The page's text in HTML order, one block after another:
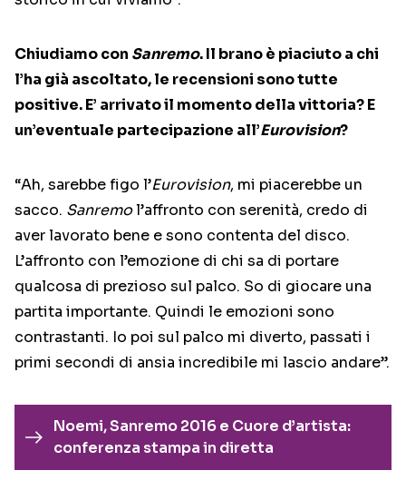
Chiudiamo con Sanremo. Il brano è piaciuto a chi
l’ha già ascoltato, le recensioni sono tutte
positive. E’ arrivato il momento della vittoria? E
un’eventuale partecipazione all’Eurovision?
“Ah, sarebbe figo l’Eurovision, mi piacerebbe un
sacco. Sanremol’affronto con serenità, credo di
aver lavorato bene e sono contenta del disco.
L’affronto con l’emozione di chi sa di portare
qualcosa di prezioso sul palco. So di giocare una
partita importante. Quindi le emozioni sono
contrastanti. Io poi sul palco mi diverto, passati i
primi secondi di ansia incredibile mi lascio andare”.
Noemi, Sanremo 2016 e Cuore d’artista:
conferenza stampa in diretta